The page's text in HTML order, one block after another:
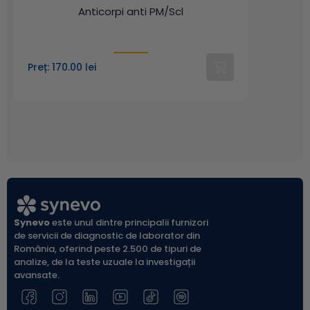
Anticorpi anti PM/Scl
Preț: 170.00 lei
Synevoeste unul dintre principalii furnizori
de servicii de diagnostic de laborator din
România, oferind peste 2.500 de tipuri de
analize, de la teste uzuale la investigații
avansate.